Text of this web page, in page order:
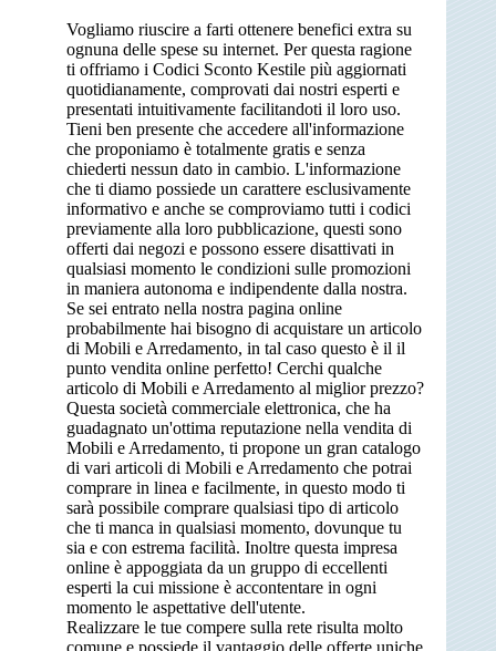
Vogliamo riuscire a farti ottenere benefici extra su
ognuna delle spese su internet. Per questa ragione
ti offriamo i Codici Sconto Kestile più aggiornati
quotidianamente, comprovati dai nostri esperti e
presentati intuitivamente facilitandoti il loro uso.
Tieni ben presente che accedere all'informazione
che proponiamo è totalmente gratis e senza
chiederti nessun dato in cambio. L'informazione
che ti diamo possiede un carattere esclusivamente
informativo e anche se comproviamo tutti i codici
previamente alla loro pubblicazione, questi sono
offerti dai negozi e possono essere disattivati in
qualsiasi momento le condizioni sulle promozioni
in maniera autonoma e indipendente dalla nostra.
Se sei entrato nella nostra pagina online
probabilmente hai bisogno di acquistare un articolo
di Mobili e Arredamento, in tal caso questo è il il
punto vendita online perfetto! Cerchi qualche
articolo di Mobili e Arredamento al miglior prezzo?
Questa società commerciale elettronica, che ha
guadagnato un'ottima reputazione nella vendita di
Mobili e Arredamento, ti propone un gran catalogo
di vari articoli di Mobili e Arredamento che potrai
comprare in linea e facilmente, in questo modo ti
sarà possibile comprare qualsiasi tipo di articolo
che ti manca in qualsiasi momento, dovunque tu
sia e con estrema facilità. Inoltre questa impresa
online è appoggiata da un gruppo di eccellenti
esperti la cui missione è accontentare in ogni
momento le aspettative dell'utente.
Realizzare le tue compere sulla rete risulta molto
comune e possiede il vantaggio delle offerte uniche